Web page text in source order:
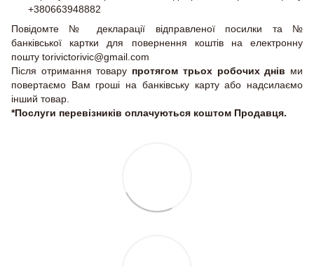
+380663948882
Повідомте № декларації відправленої посилки та №
банківської картки для повернення коштів на електронну
пошту torivictorivic@gmail.com
Після отримання товару протягом трьох робочих днів ми
повертаємо Вам гроші на банківську карту або надсилаємо
інший товар.
*Послуги перевізників оплачуються коштом Продавця.